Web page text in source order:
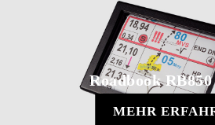
Roadbook
MEHR